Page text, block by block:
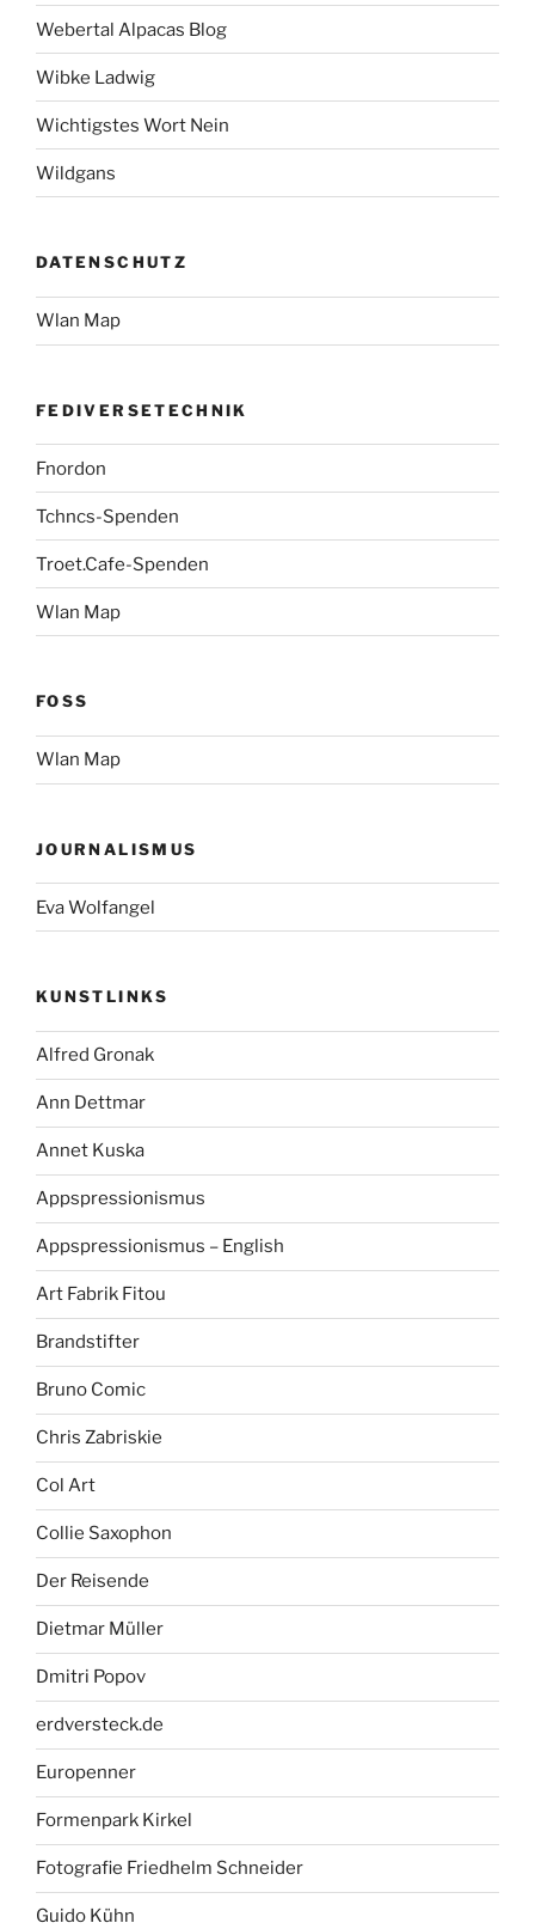
Webertal Alpacas Blog
Wibke Ladwig
Wichtigstes Wort Nein
Wildgans
DATENSCHUTZ
Wlan Map
FEDIVERSETECHNIK
Fnordon
Tchncs-Spenden
Troet.Cafe-Spenden
Wlan Map
FOSS
Wlan Map
JOURNALISMUS
Eva Wolfangel
KUNSTLINKS
Alfred Gronak
Ann Dettmar
Annet Kuska
Appspressionismus
Appspressionismus – English
Art Fabrik Fitou
Brandstifter
Bruno Comic
Chris Zabriskie
Col Art
Collie Saxophon
Der Reisende
Dietmar Müller
Dmitri Popov
erdversteck.de
Europenner
Formenpark Kirkel
Fotografie Friedhelm Schneider
Guido Kühn